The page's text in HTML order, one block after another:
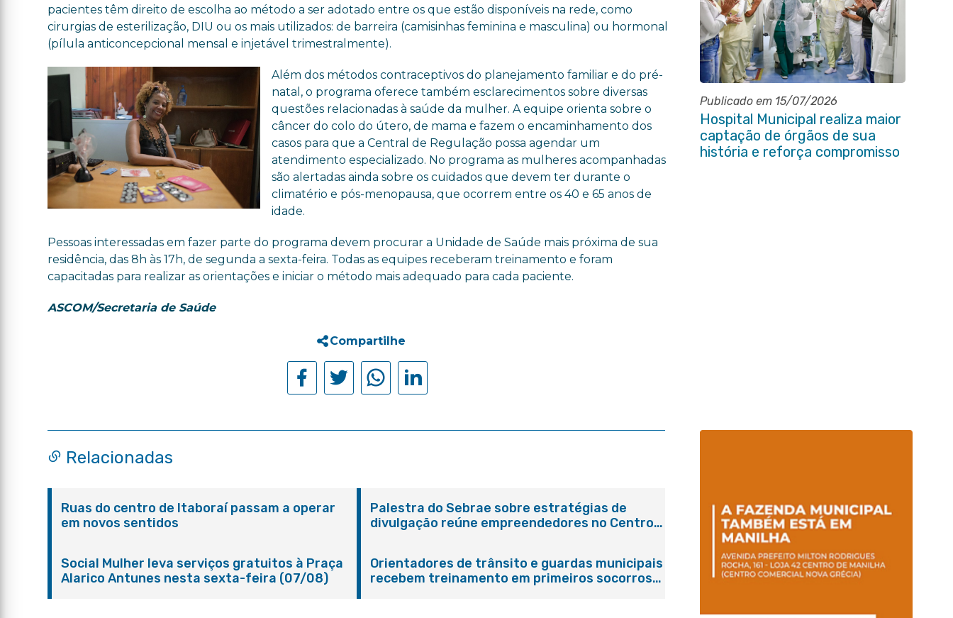
pacientes têm direito de escolha ao método a ser adotado entre os que estão disponíveis na rede, como
cirurgias de esterilização, DIU ou os mais utilizados: de barreira (camisinhas feminina e masculina) ou hormonal
(pílula anticoncepcional mensal e injetável trimestralmente).
Além dos métodos contraceptivos do planejamento familiar e do pré-
natal, o programa oferece também esclarecimentos sobre diversas
questões relacionadas à saúde da mulher. A equipe orienta sobre o
câncer do colo do útero, de mama e fazem o encaminhamento dos
casos para que a Central de Regulação possa agendar um
atendimento especializado. No programa as mulheres acompanhadas
são alertadas ainda sobre os cuidados que devem ter durante o
climatério e pós-menopausa, que ocorrem entre os 40 e 65 anos de
idade.
Pessoas interessadas em fazer parte do programa devem procurar a Unidade de Saúde mais próxima de sua
residência, das 8h às 17h, de segunda a sexta-feira. Todas as equipes receberam treinamento e foram
capacitadas para realizar as orientações e iniciar o método mais adequado para cada paciente.
ASCOM/Secretaria de Saúde
Compartilhe
Publicado em 15/07/2026
Hospital Municipal realiza maior
captação de órgãos de sua
história e reforça compromisso
Relacionadas
Ruas do centro de Itaboraí passam a operar
em novos sentidos
Palestra do Sebrae sobre estratégias de
divulgação reúne empreendedores no Centro
Social Mulher leva serviços gratuitos à Praça
Alarico Antunes nesta sexta-feira (07/08)
Orientadores de trânsito e guardas municipais
recebem treinamento em primeiros socorros